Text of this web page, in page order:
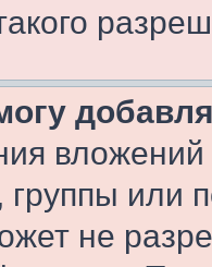
или
не